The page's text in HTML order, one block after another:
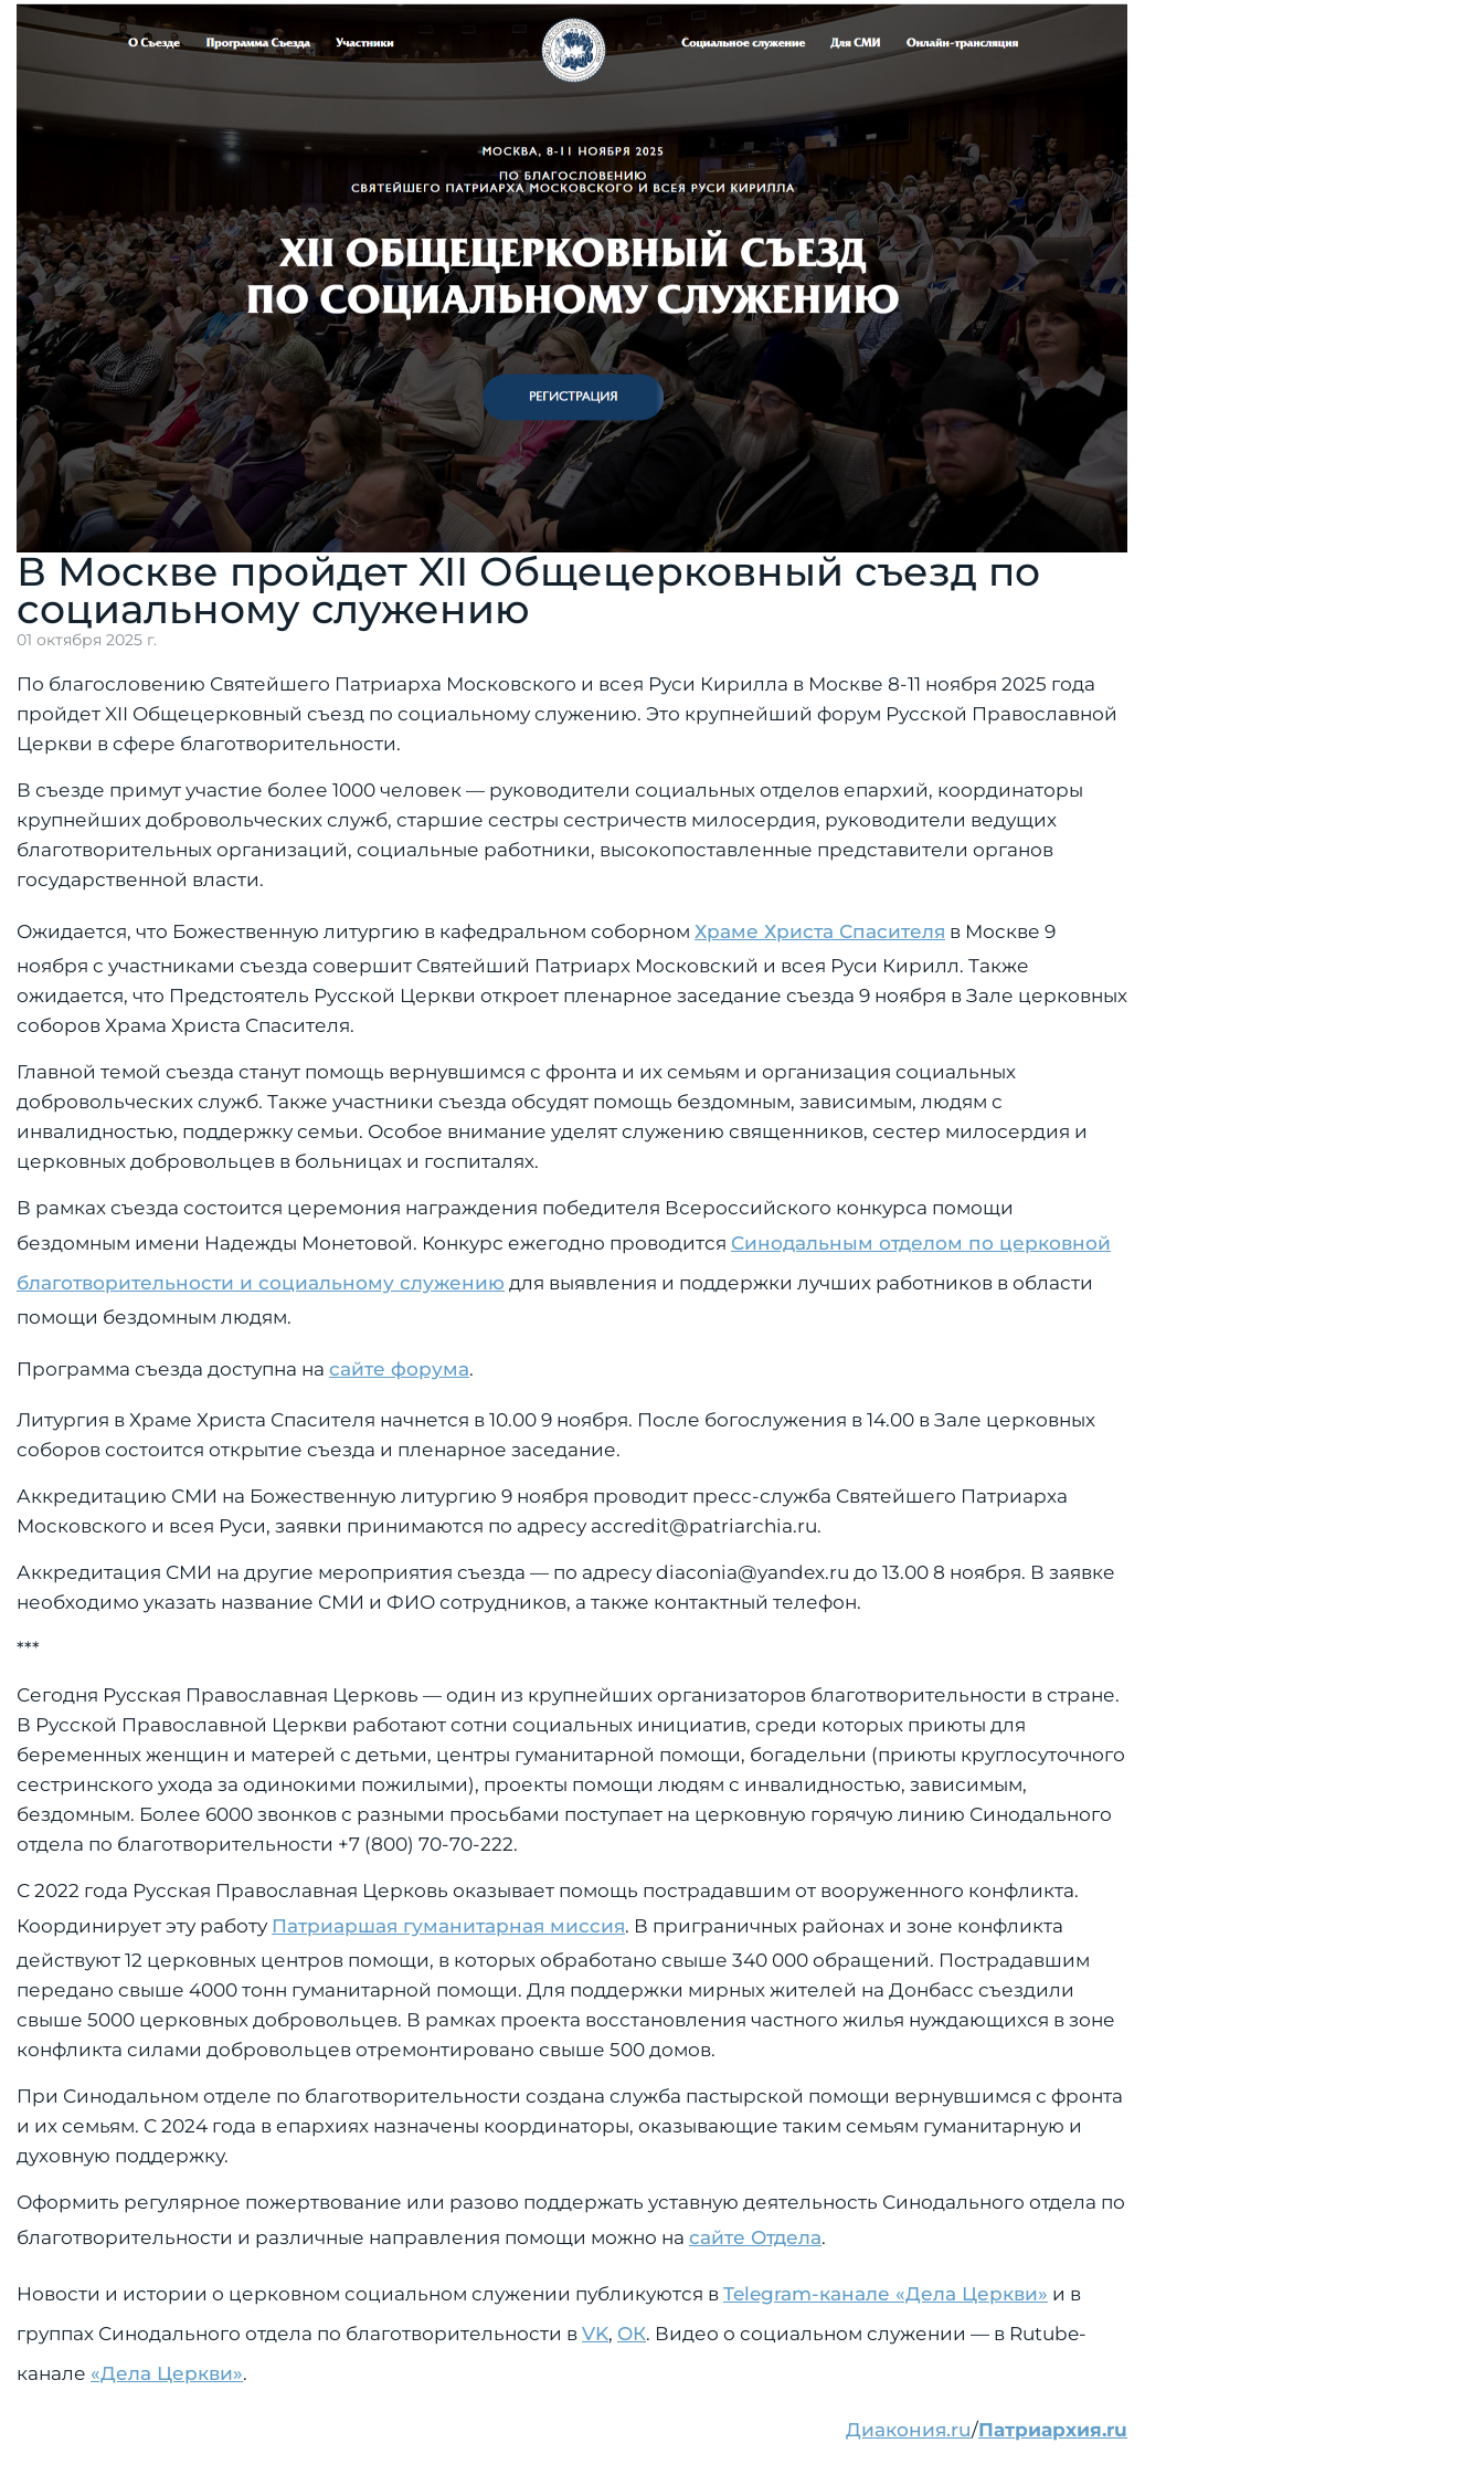
В Москве пройдет XII Общецерковный съезд по
социальному служению
01 октября 2025 г.
По благословению Святейшего Патриарха Московского и всея Руси Кирилла в Москве 8-11 ноября 2025 года
пройдет XII Общецерковный съезд по социальному служению. Это крупнейший форум Русской Православной
Церкви в сфере благотворительности.
В съезде примут участие более 1000 человек — руководители социальных отделов епархий, координаторы
крупнейших добровольческих служб, старшие сестры сестричеств милосердия, руководители ведущих
благотворительных организаций, социальные работники, высокопоставленные представители органов
государственной власти.
Ожидается, что Божественную литургию в кафедральном соборном Храме Христа Спасителя в Москве 9
ноября с участниками съезда совершит Святейший Патриарх Московский и всея Руси Кирилл. Также
ожидается, что Предстоятель Русской Церкви откроет пленарное заседание съезда 9 ноября в Зале церковных
соборов Храма Христа Спасителя.
Главной темой съезда станут помощь вернувшимся с фронта и их семьям и организация социальных
добровольческих служб. Также участники съезда обсудят помощь бездомным, зависимым, людям с
инвалидностью, поддержку семьи. Особое внимание уделят служению священников, сестер милосердия и
церковных добровольцев в больницах и госпиталях.
В рамках съезда состоится церемония награждения победителя Всероссийского конкурса помощи
бездомным имени Надежды Монетовой. Конкурс ежегодно проводится Синодальным отделом по церковной
благотворительности и социальному служению для выявления и поддержки лучших работников в области
помощи бездомным людям.
Программа съезда доступна на сайте форума.
Литургия в Храме Христа Спасителя начнется в 10.00 9 ноября. После богослужения в 14.00 в Зале церковных
соборов состоится открытие съезда и пленарное заседание.
Аккредитацию СМИ на Божественную литургию 9 ноября проводит пресс-служба Святейшего Патриарха
Московского и всея Руси, заявки принимаются по адресу accredit@patriarchia.ru.
Аккредитация СМИ на другие мероприятия съезда — по адресу diaconia@yandex.ru до 13.00 8 ноября. В заявке
необходимо указать название СМИ и ФИО сотрудников, а также контактный телефон.
***
Сегодня Русская Православная Церковь — один из крупнейших организаторов благотворительности в стране.
В Русской Православной Церкви работают сотни социальных инициатив, среди которых приюты для
беременных женщин и матерей с детьми, центры гуманитарной помощи, богадельни (приюты круглосуточного
сестринского ухода за одинокими пожилыми), проекты помощи людям с инвалидностью, зависимым,
бездомным. Более 6000 звонков с разными просьбами поступает на церковную горячую линию Синодального
отдела по благотворительности +7 (800) 70-70-222.
С 2022 года Русская Православная Церковь оказывает помощь пострадавшим от вооруженного конфликта.
Координирует эту работу Патриаршая гуманитарная миссия. В приграничных районах и зоне конфликта
действуют 12 церковных центров помощи, в которых обработано свыше 340 000 обращений. Пострадавшим
передано свыше 4000 тонн гуманитарной помощи. Для поддержки мирных жителей на Донбасс съездили
свыше 5000 церковных добровольцев. В рамках проекта восстановления частного жилья нуждающихся в зоне
конфликта силами добровольцев отремонтировано свыше 500 домов.
При Синодальном отделе по благотворительности создана служба пастырской помощи вернувшимся с фронта
и их семьям. С 2024 года в епархиях назначены координаторы, оказывающие таким семьям гуманитарную и
духовную поддержку.
Оформить регулярное пожертвование или разово поддержать уставную деятельность Синодального отдела по
благотворительности и различные направления помощи можно на сайте Отдела.
Новости и истории о церковном социальном служении публикуются в Telegram-канале «Дела Церкви» и в
группах Синодального отдела по благотворительности в VK, ОК. Видео о социальном служении — в Rutube-
канале «Дела Церкви».
Диакония.ru/Патриархия.ru